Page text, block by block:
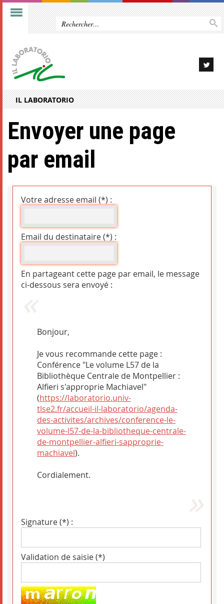
IL LABORATORIO
Envoyer une page
par email
Votre adresse email (*) :
Email du destinataire (*) :
En partageant cette page par email, le message
ci-dessous sera envoyé :
Bonjour,
Je vous recommande cette page :
Conférence "Le volume L57 de la
Bibliothèque Centrale de Montpellier :
Alfieri s'approprie Machiavel"
(https://laboratorio.univ-
tlse2.fr/accueil-il-laboratorio/agenda-
des-activites/archives/conference-le-
volume-l57-de-la-bibliotheque-centrale-
de-montpellier-alfieri-sapproprie-
machiavel).
Cordialement.
Signature (*) :
Validation de saisie (*)